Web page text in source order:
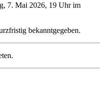
7. Mai 2026, 19 Uhr im
bekanntgegeben.